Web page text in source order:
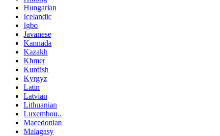
Hungarian
Icelandic
Igbo
Javanese
Kannada
Kazakh
Khmer
Kurdish
Kyrgyz
Latin
Latvian
Lithuanian
Luxembou..
Macedonian
Malagasy